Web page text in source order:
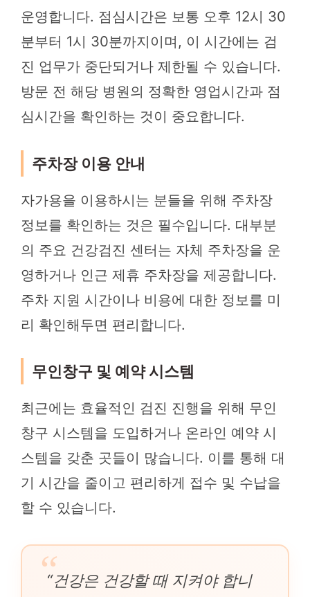
운영합니다. 점심시간은 보통 오후 12시 30
분부터 1시 30분까지이며, 이 시간에는 검
진 업무가 중단되거나 제한될 수 있습니다.
방문 전 해당 병원의 정확한 영업시간과 점
심시간을 확인하는 것이 중요합니다.
주차장 이용 안내
자가용을 이용하시는 분들을 위해 주차장
정보를 확인하는 것은 필수입니다. 대부분
의 주요 건강검진 센터는 자체 주차장을 운
영하거나 인근 제휴 주차장을 제공합니다.
주차 지원 시간이나 비용에 대한 정보를 미
리 확인해두면 편리합니다.
무인창구 및 예약 시스템
최근에는 효율적인 검진 진행을 위해 무인
창구 시스템을 도입하거나 온라인 예약 시
스템을 갖춘 곳들이 많습니다. 이를 통해 대
기 시간을 줄이고 편리하게 접수 및 수납을
할 수 있습니다.
“건강은 건강할 때 지켜야 합니